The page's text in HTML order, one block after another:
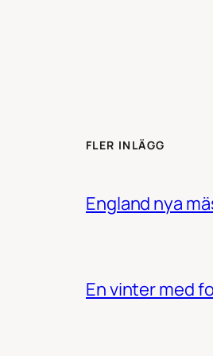
FLER INLÄGG
England nya
En vinter med